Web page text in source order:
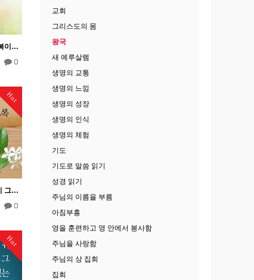
왕국 24―이기는 이는 결혼 예복이 된 주관적인 의가 있다.
0
Hot
왕국 20―우리의 생활은 반드시 그분 자신의 왕국과 영광 안으로 우리를 부르신 하나님께 합당해야 한다.
0
Hot
교회
그리스도의 몸
왕국
새 예루살렘
생명의 교통
생명의 느낌
생명의 성장
생명의 인식
생명의 체험
기도
기도로 말씀 읽기
성경 읽기
주님의 이름을 부름
아침부흥
영을 훈련하고 영 안에서 봉사함
주님을 사랑함
주님의 상 집회
집회